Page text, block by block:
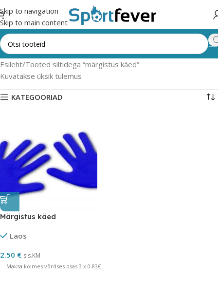
Skip to navigation
Skip to main content
Esileht Tooted siltidega “märgistus käed”
Kuvatakse üksik tulemus
KATEGOORIAD
Märgistus käed
Laos
2.50 € sis.KM
Maksa kolmes võrdses osas 3 x 0.83€